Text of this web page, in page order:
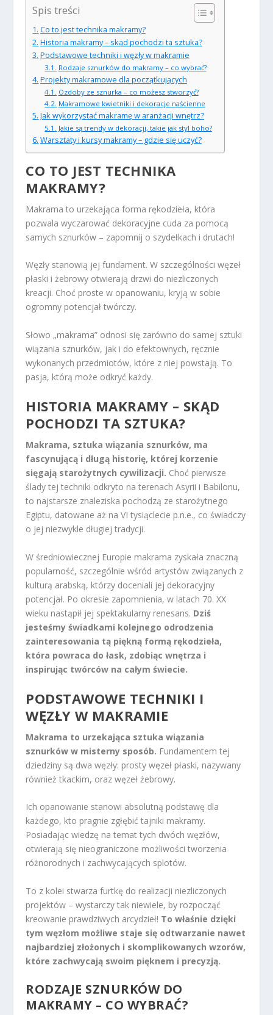
Spis treści
Co to jest technika makramy?
Historia makramy – skąd pochodzi ta sztuka?
Podstawowe techniki i węzły w makramie
Rodzaje sznurków do makramy – co wybrać?
Projekty makramowe dla początkujących
Ozdoby ze sznurka – co możesz stworzyć?
Makramowe kwietniki i dekoracje naścienne
Jak wykorzystać makramę w aranżacji wnętrz?
Jakie są trendy w dekoracji, takie jak styl boho?
Warsztaty i kursy makramy – gdzie się uczyć?
CO TO JEST TECHNIKA
MAKRAMY?
Makrama to urzekająca forma rękodzieła, która
pozwala wyczarować dekoracyjne cuda za pomocą
samych sznurków – zapomnij o szydełkach i drutach!
Węzły stanowią jej fundament. W szczególności węzeł
płaski i żebrowy otwierają drzwi do niezliczonych
kreacji. Choć proste w opanowaniu, kryją w sobie
ogromny potencjał twórczy.
Słowo „makrama” odnosi się zarówno do samej sztuki
wiązania sznurków, jak i do efektownych, ręcznie
wykonanych przedmiotów, które z niej powstają. To
pasja, którą może odkryć każdy.
HISTORIA MAKRAMY – SKĄD
POCHODZI TA SZTUKA?
Makrama, sztuka wiązania sznurków, ma
fascynującą i długą historię, której korzenie
sięgają starożytnych cywilizacji. Choć pierwsze
ślady tej techniki odkryto na terenach Asyrii i Babilonu,
to najstarsze znaleziska pochodzą ze starożytnego
Egiptu, datowane aż na VI tysiąclecie p.n.e., co świadczy
o jej niezwykle długiej tradycji.
W średniowiecznej Europie makrama zyskała znaczną
popularność, szczególnie wśród artystów związanych z
kulturą arabską, którzy doceniali jej dekoracyjny
potencjał. Po okresie zapomnienia, w latach 70. XX
wieku nastąpił jej spektakularny renesans. Dziś
jesteśmy świadkami kolejnego odrodzenia
zainteresowania tą piękną formą rękodzieła,
która powraca do łask, zdobiąc wnętrza i
inspirując twórców na całym świecie.
PODSTAWOWE TECHNIKI I
WĘZŁY W MAKRAMIE
Makrama to urzekająca sztuka wiązania
sznurków w misterny sposób. Fundamentem tej
dziedziny są dwa węzły: prosty węzeł płaski, nazywany
również tkackim, oraz węzeł żebrowy.
Ich opanowanie stanowi absolutną podstawę dla
każdego, kto pragnie zgłębić tajniki makramy.
Posiadając wiedzę na temat tych dwóch węzłów,
otwierają się nieograniczone możliwości tworzenia
różnorodnych i zachwycających splotów.
To z kolei stwarza furtkę do realizacji niezliczonych
projektów – wystarczy tak niewiele, by rozpocząć
kreowanie prawdziwych arcydzieł! To właśnie dzięki
tym węzłom możliwe staje się odtwarzanie nawet
najbardziej złożonych i skomplikowanych wzorów,
które zachwycają swoim pięknem i precyzją.
RODZAJE SZNURKÓW DO
MAKRAMY – CO WYBRAĆ?